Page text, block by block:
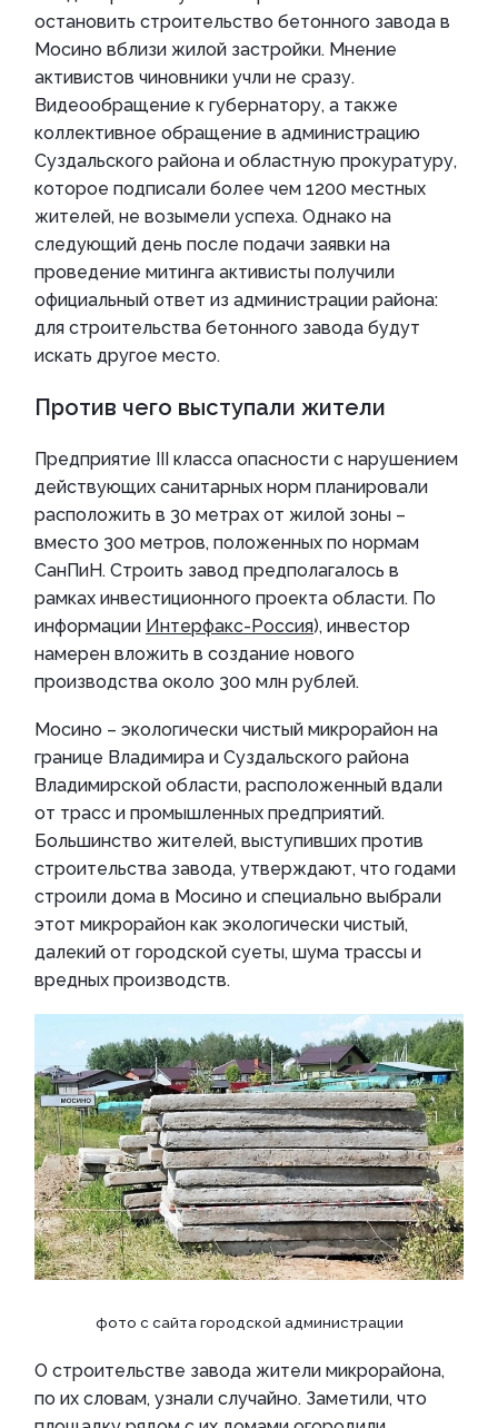
остановить строительство бетонного завода в
Мосино вблизи жилой застройки. Мнение
активистов чиновники учли не сразу.
Видеообращение к губернатору, а также
коллективное обращение в администрацию
Суздальского района и областную прокуратуру,
которое подписали более чем 1200 местных
жителей, не возымели успеха. Однако на
следующий день после подачи заявки на
проведение митинга активисты получили
официальный ответ из администрации района:
для строительства бетонного завода будут
искать другое место.
Против чего выступали жители
Предприятие III класса опасности с нарушением
действующих санитарных норм планировали
расположить в 30 метрах от жилой зоны –
вместо 300 метров, положенных по нормам
СанПиН. Строить завод предполагалось в
рамках инвестиционного проекта области. По
информации Интерфакс-Россия), инвестор
намерен вложить в создание нового
производства около 300 млн рублей.
Мосино – экологически чистый микрорайон на
границе Владимира и Суздальского района
Владимирской области, расположенный вдали
от трасс и промышленных предприятий.
Большинство жителей, выступивших против
строительства завода, утверждают, что годами
строили дома в Мосино и специально выбрали
этот микрорайон как экологически чистый,
далекий от городской суеты, шума трассы и
вредных производств.
фото с сайта городской администрации
О строительстве завода жители микрорайона,
по их словам, узнали случайно. Заметили, что